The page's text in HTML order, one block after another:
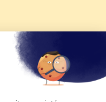
2026 de KTO
du pape Léon